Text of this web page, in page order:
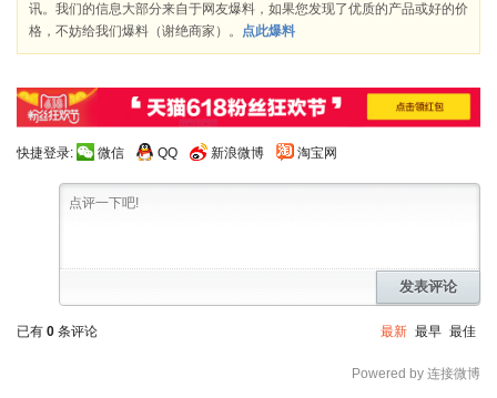
讯。我们的信息大部分来自于网友爆料，如果您发现了优质的产品或好的价
格，不妨给我们爆料（谢绝商家）。 点此爆料
快捷登录: 微信 QQ 新浪微博 淘宝网
发表评论
已有 0 条评论 最新 最早 最佳
Powered by 连接微博